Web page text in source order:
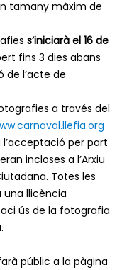
tamany màxim de
s’iniciarà el 16 de
fins 3 dies abans
de l’acte de
a través del
per part
incloses a l’Arxiu
Totes les
llicència
ús de la fotografia
públic a la pàgina